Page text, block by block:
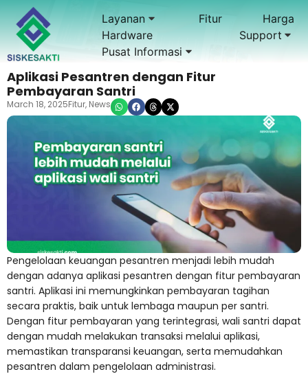
Layanan Fitur
Harga
Hardware
Support
Pusat Informasi
Aplikasi Pesantren dengan Fitur
Pembayaran Santri
March 18, 2025Fitur, News
Pengelolaan keuangan pesantren menjadi lebih mudah
dengan adanya aplikasi pesantren dengan fitur pembayaran
santri. Aplikasi ini memungkinkan pembayaran tagihan
secara praktis, baik untuk lembaga maupun per santri.
Dengan fitur pembayaran yang terintegrasi, wali santri dapat
dengan mudah melakukan transaksi melalui aplikasi,
memastikan transparansi keuangan, serta memudahkan
pesantren dalam pengelolaan administrasi.